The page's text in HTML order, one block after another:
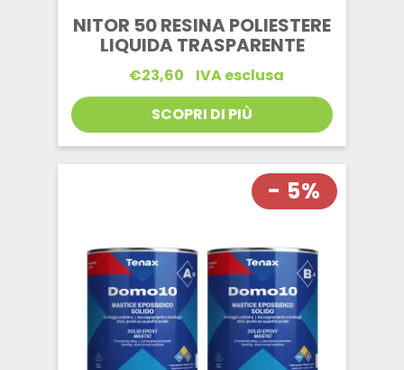
NITOR 50 RESINA POLIESTERE
LIQUIDA TRASPARENTE
€23,60
IVA esclusa
SCOPRI DI PIÙ
- 5%